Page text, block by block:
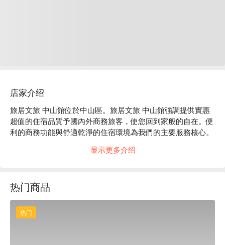
店家介绍
旅居文旅 中山館位於中山區。旅居文旅 中山館強調提供實惠
超值的住宿品質予國內外商務旅客，使您回到家般的自在。便
利的商務功能與舒適乾淨的住宿環境為我們的主要服務核心。
旅居文旅 中山館推薦：入住旅居文旅 中山館，讓你輕鬆探索
車程可抵達桃園國際機場，地理位置便利性高。位於捷運民權
西路捷運站和雙連捷運站之間，步行三分鐘即達捷運站，拉近
您與台北的每一個角落。
旅居文旅 中山館優惠、旅居文旅 中山館住宿方案、旅居文旅
显示更多介绍
热门商品
热门